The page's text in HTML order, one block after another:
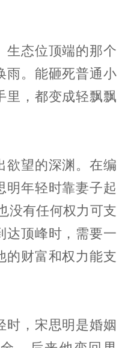
生态位顶端的那个
雨。能砸死普通小
里，都变成轻飘飘
欲望的深渊。在编
明年轻时靠妻子起
没有任何权力可支
达顶峰时，需要一
的财富和权力能支
时，宋思明是婚姻